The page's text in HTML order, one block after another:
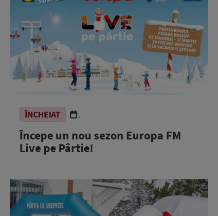
ÎNCHEIAT .
Începe un nou sezon Europa FM
Live pe Pârtie!